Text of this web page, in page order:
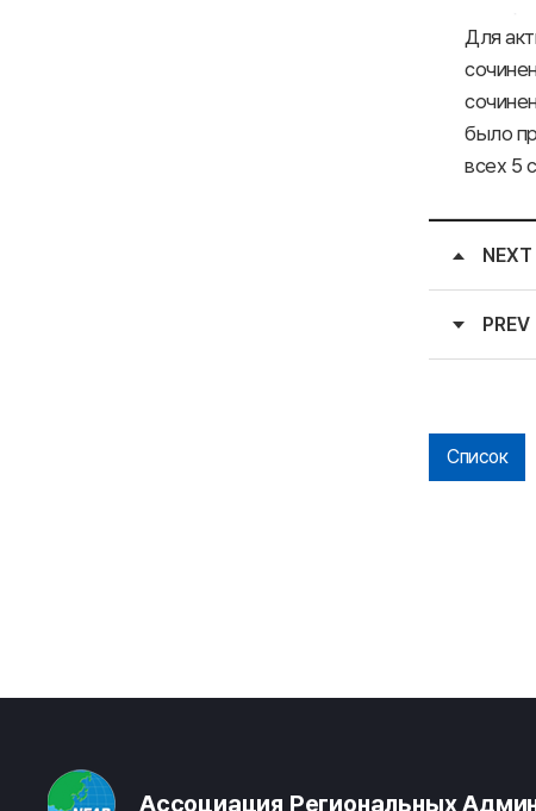
Для
было
всех 5
NEXT
PREV
Список
Ассоциация Региональных